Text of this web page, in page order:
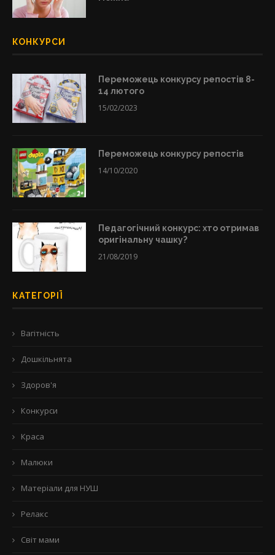
КОНКУРСИ
Переможець конкурсу репостів 8-
14 лютого
15/02/2023
Переможець конкурсу репостів
14/10/2020
Педагогічний конкурс: хто отримав
оригінальну чашку?
21/08/2019
КАТЕГОРІЇ
Вагітність
Дошкільнята
Здоров'я
Конкурси
Краса
Малюки
Матеріали для НУШ
Релакс
Світ мами